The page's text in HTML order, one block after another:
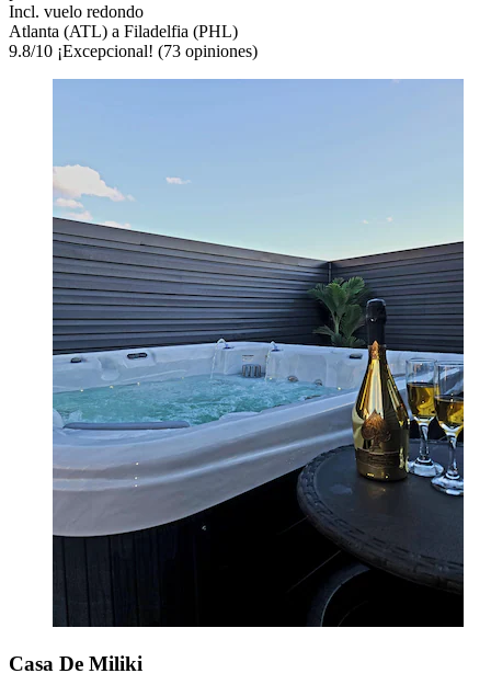
Incl. vuelo redondo
Atlanta (ATL) a Filadelfia (PHL)
9.8/10 ¡Excepcional! (73 opiniones)
Casa De Miliki